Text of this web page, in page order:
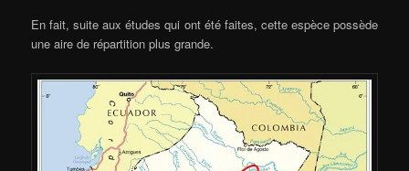
En fait, suite aux études qui ont été faites, cette espèce possède
une aire de répartition plus grande.